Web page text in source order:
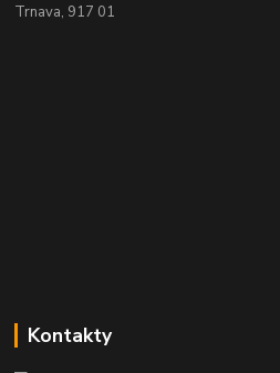
Trnava, 917 01
Kontakty